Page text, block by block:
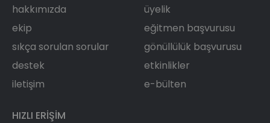
hakkımızda
ekip
sıkça sorulan sorular
destek
iletişim
üyelik
eğitmen başvurusu
gönüllülük başvurusu
etkinlikler
e-bülten
HIZLI ERIŞIM